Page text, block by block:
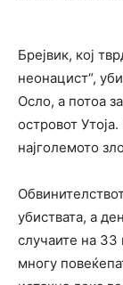
Брејвик, кој
неонацист“,
Осло, а потоа
островот
најголемото
убиствата, а
случаите на
многу